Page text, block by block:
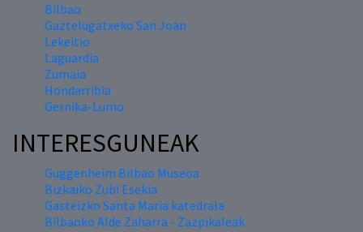
Bilbao
Gaztelugatxeko San Joan
Lekeitio
Laguardia
Zumaia
Hondarribia
Gernika-Lumo
INTERESGUNEAK
Guggenheim Bilbao Museoa
Bizkaiko Zubi Esekia
Gasteizko Santa Maria katedrala
Bilbaoko Alde Zaharra - Zazpikaleak